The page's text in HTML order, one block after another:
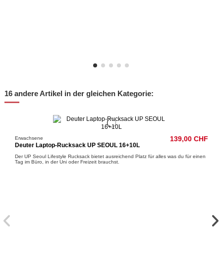
16 andere Artikel in der gleichen Kategorie:
Erwachsene
Deuter Laptop-Rucksack UP SEOUL 16+10L
139,00 CHF
Der UP Seoul Lifestyle Rucksack bietet ausreichend Platz für alles was du für einen
Tag im Büro, in der Uni oder Freizeit brauchst.